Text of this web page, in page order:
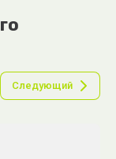
Следующий